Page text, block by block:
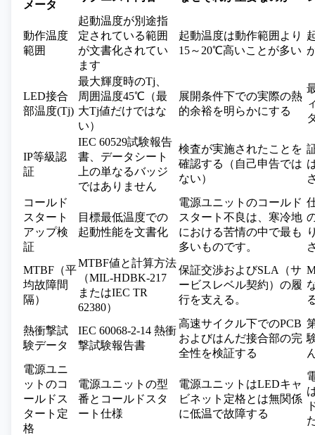
メータ
動作温度
範囲
起動温度が別途指
定されている範囲
が文書化されてい
ます
起動温度は動作範囲より
15～20℃高いことが多い
LED接合
部温度(Tj)
最大輝度時のTj、
周囲温度45℃（最
大Tj値だけではな
い）
展開条件下での実際の熱
的余裕を明らかにする
IP等級認
証
IEC 60529試験報告
書、データシート
上の単なるバッジ
ではありません
検査が実施されたことを
確認する（自己申告では
ない）
コールド
スタート
アップ検
証
目標最低温度での
起動性能を文書化
電源ユニットのコールド
スタート不良は、寒冷地
における苦情の中で最も
多いものです。
MTBF（平
均故障間
隔）
MTBF値と計算方法
（MIL-HDBK-217
またはIEC TR
62380）
保証交渉およびSLA（サ
ービスレベル契約）の履
行を支える。
熱衝撃試
験データ
IEC 60068-2-14 熱衝
撃試験報告書
高速サイクル下でのPCB
およびはんだ接合部の完
全性を検証する
電源ユニ
ットのコ
ールドス
タート定
格
電源ユニットの型
番とコールドスタ
ート仕様
電源ユニットはLEDキャ
ビネット定格とは無関係
に低温で故障する